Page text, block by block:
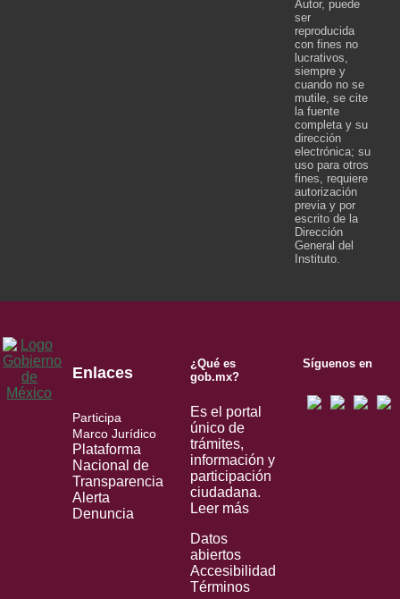
Autor, puede
ser
reproducida
con fines no
lucrativos,
siempre y
cuando no se
mutile, se cite
la fuente
completa y su
dirección
electrónica; su
uso para otros
fines, requiere
autorización
previa y por
escrito de la
Dirección
General del
Instituto.
Enlaces
Participa
Marco Jurídico
Plataforma
Nacional de
Transparencia
Alerta
Denuncia
¿Qué es
gob.mx?
Es el portal
único de
trámites,
información y
participación
ciudadana.
Leer más
Datos
abiertos
Accesibilidad
Términos
Síguenos en